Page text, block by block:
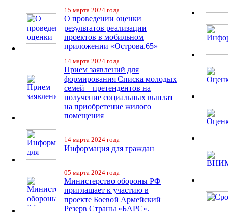
15 марта 2024 года
О проведении оценки
результатов реализации
проектов в мобильном
приложении «Острова.65»
14 марта 2024 года
Прием заявлений для
формирования Списка молодых
семей – претендентов на
получение социальных выплат
на приобретение жилого
помещения
14 марта 2024 года
Информация для граждан
05 марта 2024 года
Министерство обороны РФ
приглашает к участию в
проекте Боевой Армейский
Резерв Страны «БАРС».